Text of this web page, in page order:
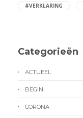
#VERKLARING
Categorieën
ACTUEEL
BEGIN
CORONA